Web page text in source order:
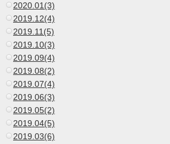
2020.01(3)
2019.12(4)
2019.11(5)
2019.10(3)
2019.09(4)
2019.08(2)
2019.07(4)
2019.06(3)
2019.05(2)
2019.04(5)
2019.03(6)